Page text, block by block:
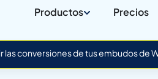
Productos Precios
las conversiones de tus embudos de